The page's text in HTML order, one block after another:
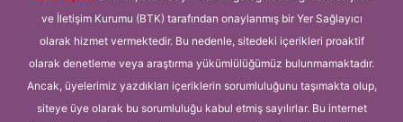
ve İletişim Kurumu (BTK) tarafından onaylanmış bir Yer Sağlayıcı
olarak hizmet vermektedir. Bu nedenle, sitedeki içerikleri proaktif
olarak denetleme veya araştırma yükümlülüğümüz bulunmamaktadır.
Ancak, üyelerimiz yazdıkları içeriklerin sorumluluğunu taşımakta olup,
siteye üye olarak bu sorumluluğu kabul etmiş sayılırlar. Bu internet